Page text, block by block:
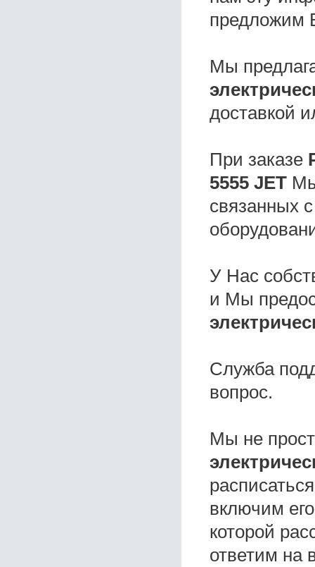
предложим
Мы
доставкой
При заказе
5555 JET
связанных
У Нас
и Мы
Служба
вопрос.
Мы не
включим
которой
ответим на